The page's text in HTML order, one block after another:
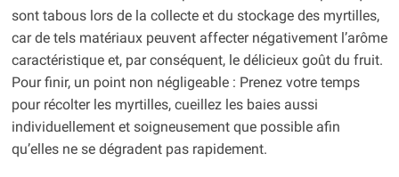
sont tabous lors de la collecte et du stockage des myrtilles,
car de tels matériaux peuvent affecter négativement l’arôme
caractéristique et, par conséquent, le délicieux goût du fruit.
Pour finir, un point non négligeable : Prenez votre temps
pour récolter les myrtilles, cueillez les baies aussi
individuellement et soigneusement que possible afin
qu’elles ne se dégradent pas rapidement.